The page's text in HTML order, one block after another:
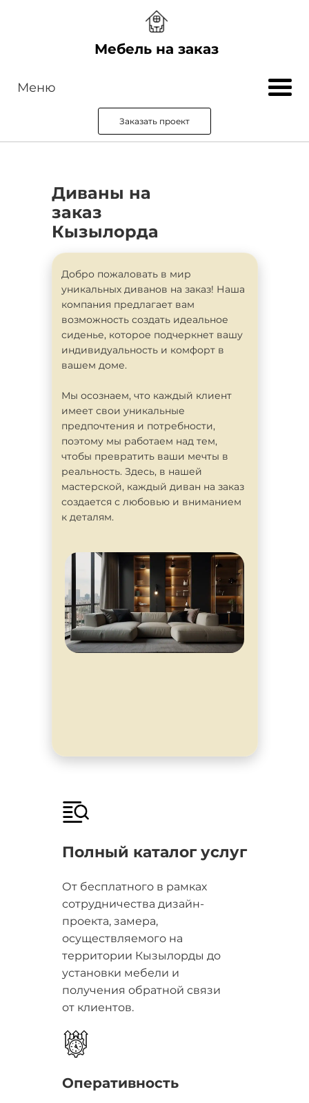
Мебель на заказ
Меню
Заказать проект
Диваны на
заказ
Кызылорда
Добро пожаловать в мир
уникальных диванов на заказ! Наша
компания предлагает вам
возможность создать идеальное
сиденье, которое подчеркнет вашу
индивидуальность и комфорт в
вашем доме.
Мы осознаем, что каждый клиент
имеет свои уникальные
предпочтения и потребности,
поэтому мы работаем над тем,
чтобы превратить ваши мечты в
реальность. Здесь, в нашей
мастерской, каждый диван на заказ
создается с любовью и вниманием
к деталям.
Полный каталог услуг
От бесплатного в рамках
сотрудничества дизайн-
проекта, замера,
осуществляемого на
территории Кызылорды до
установки мебели и
получения обратной связи
от клиентов.
Оперативность